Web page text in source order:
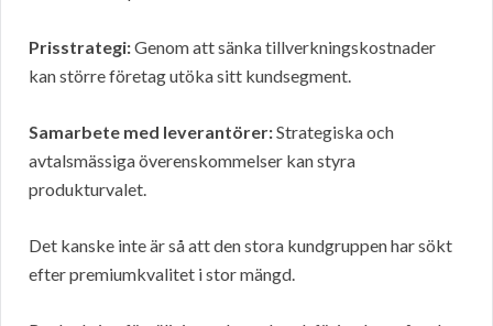
Prisstrategi:Genom att sänka tillverkningskostnader
kan större företag utöka sitt kundsegment.
Samarbete med leverantörer:Strategiska och
avtalsmässiga överenskommelser kan styra
produkturvalet.
Det kanske inte är så att den stora kundgruppen har sökt
efter premiumkvalitet i stor mängd.